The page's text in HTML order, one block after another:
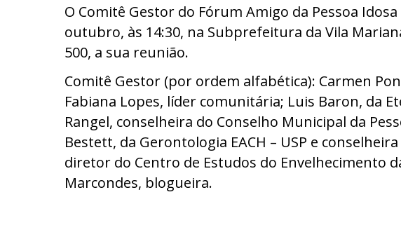
O Comitê Gestor do Fórum Amigo da Pessoa
outubro, às 14:30, na Subprefeitura da Vila
500, a sua reunião.
Comitê Gestor (por ordem alfabética): Carmen
Fabiana Lopes, líder comunitária; Luis Baron, da
Rangel, conselheira do Conselho Municipal da
Bestett, da Gerontologia EACH – USP e
diretor do Centro de Estudos do Envelhecimento
Marcondes, blogueira.